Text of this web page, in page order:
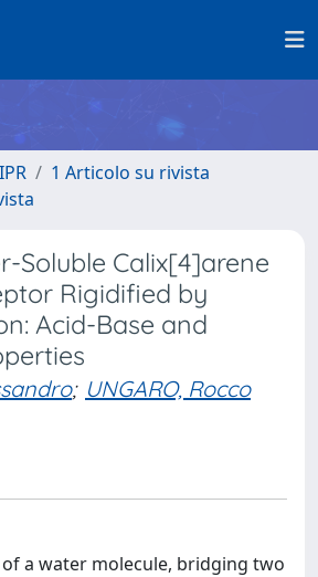
1 Articolo su rivista
Soluble Calix[4]arene
Rigidified by
Acid-Base and
; UNGARO, Rocco
a water molecule, bridging two